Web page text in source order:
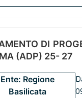
DI
(ADP) 25- 27
Ente: Regione
Basilicata